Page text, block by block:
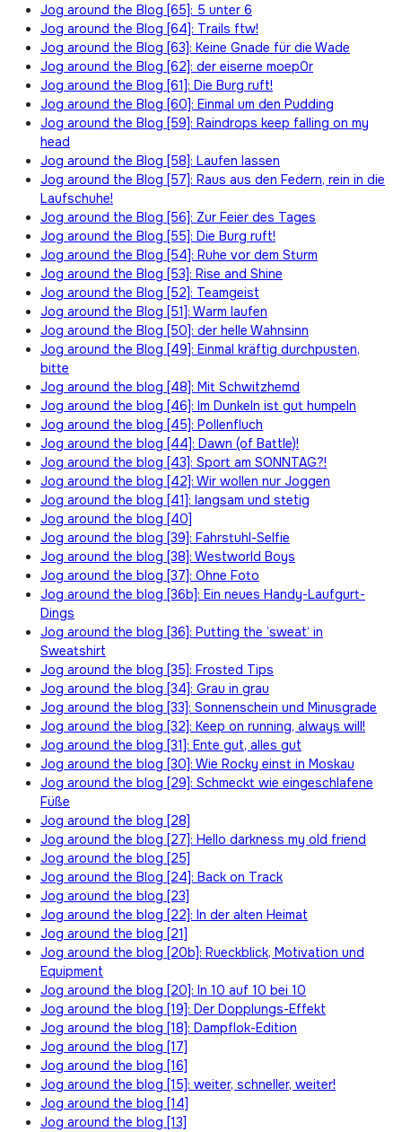
Jog around the Blog [65]: 5 unter 6
Jog around the Blog [64]: Trails ftw!
Jog around the Blog [63]: Keine Gnade für die Wade
Jog around the Blog [62]: der eiserne moep0r
Jog around the Blog [61]: Die Burg ruft!
Jog around the Blog [60]: Einmal um den Pudding
Jog around the Blog [59]: Raindrops keep falling on my
head
Jog around the Blog [58]: Laufen lassen
Jog around the Blog [57]: Raus aus den Federn, rein in die
Laufschuhe!
Jog around the Blog [56]: Zur Feier des Tages
Jog around the Blog [55]: Die Burg ruft!
Jog around the Blog [54]: Ruhe vor dem Sturm
Jog around the Blog [53]: Rise and Shine
Jog around the Blog [52]: Teamgeist
Jog around the Blog [51]: Warm laufen
Jog around the Blog [50]: der helle Wahnsinn
Jog around the Blog [49]: Einmal kräftig durchpusten,
bitte
Jog around the blog [48]: Mit Schwitzhemd
Jog around the blog [46]: Im Dunkeln ist gut humpeln
Jog around the blog [45]: Pollenfluch
Jog around the blog [44]: Dawn (of Battle)!
Jog around the blog [43]: Sport am SONNTAG?!
Jog around the blog [42]: Wir wollen nur Joggen
Jog around the blog [41]: langsam und stetig
Jog around the blog [40]
Jog around the blog [39]: Fahrstuhl-Selfie
Jog around the blog [38]: Westworld Boys
Jog around the blog [37]: Ohne Foto
Jog around the blog [36b]: Ein neues Handy-Laufgurt-
Dings
Jog around the blog [36]: Putting the ’sweat‘ in
Sweatshirt
Jog around the blog [35]: Frosted Tips
Jog around the blog [34]: Grau in grau
Jog around the blog [33]: Sonnenschein und Minusgrade
Jog around the blog [32]: Keep on running, always will!
Jog around the blog [31]: Ente gut, alles gut
Jog around the blog [30]: Wie Rocky einst in Moskau
Jog around the blog [29]: Schmeckt wie eingeschlafene
Füße
Jog around the blog [28]
Jog around the blog [27]: Hello darkness my old friend
Jog around the blog [25]
Jog around the Blog [24]: Back on Track
Jog around the blog [23]
Jog around the blog [22]: In der alten Heimat
Jog around the blog [21]
Jog around the blog [20b]: Rueckblick, Motivation und
Equipment
Jog around the blog [20]: In 10 auf 10 bei 10
Jog around the blog [19]: Der Dopplungs-Effekt
Jog around the blog [18]: Dampflok-Edition
Jog around the blog [17]
Jog around the blog [16]
Jog around the blog [15]: weiter, schneller, weiter!
Jog around the blog [14]
Jog around the blog [13]